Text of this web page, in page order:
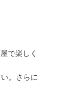
で楽しく
。さらに